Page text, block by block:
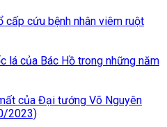
cấp cứu bệnh nhân viêm ruột
lá của Bác Hồ trong những năm
của Đại tướng Võ Nguyên
2023)